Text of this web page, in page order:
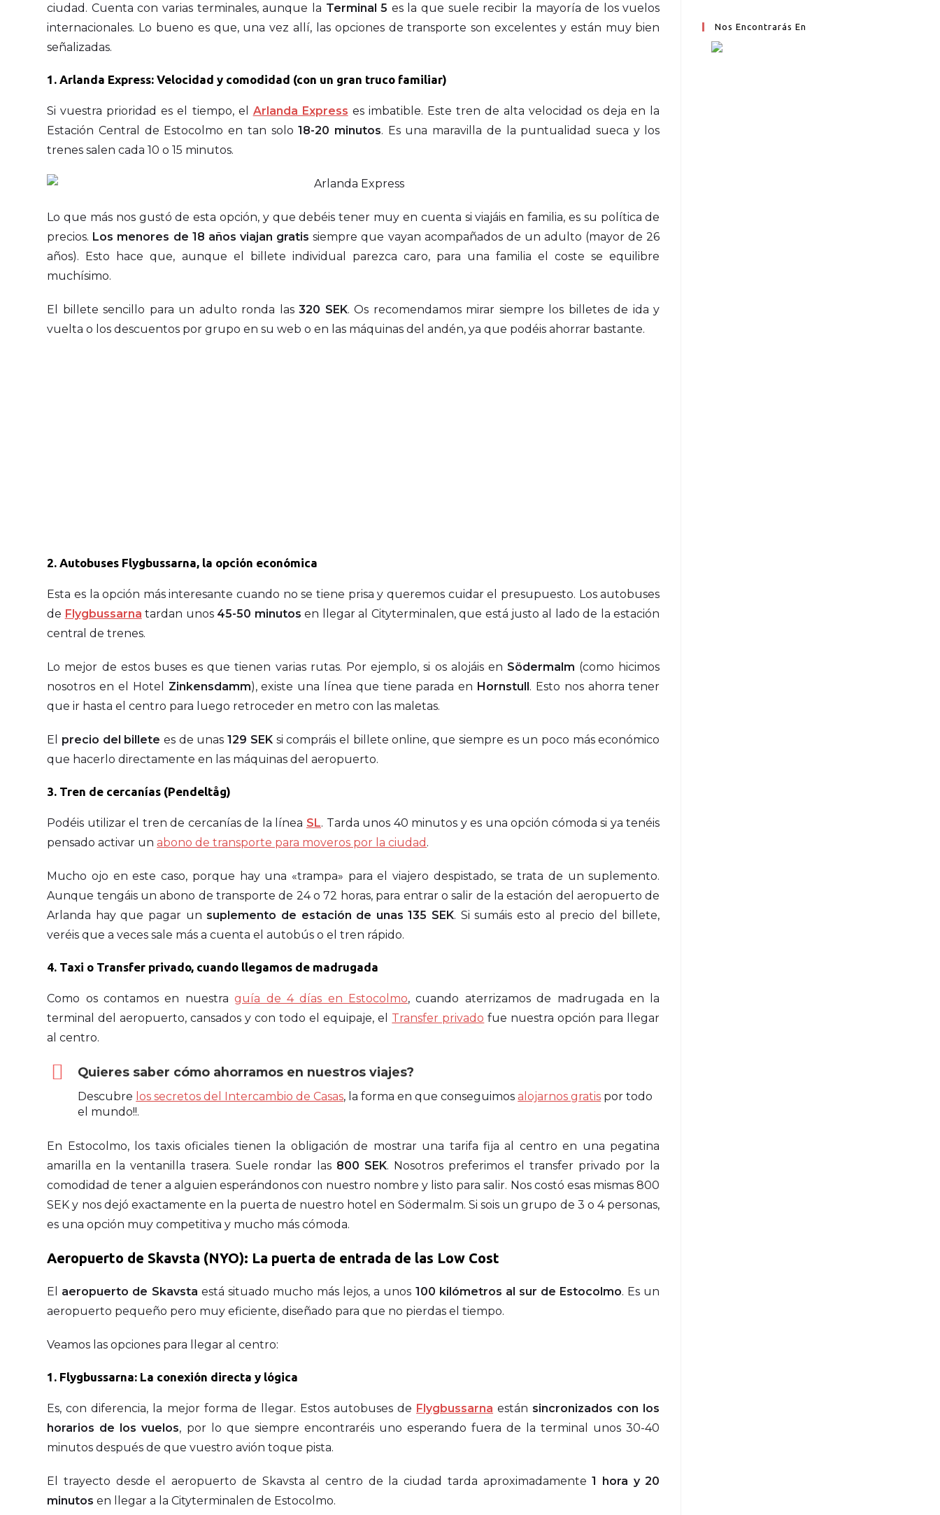
ciudad. Cuenta con varias terminales, aunque la Terminal 5 es la que suele recibir la mayoría de los vuelos
internacionales. Lo bueno es que, una vez allí, las opciones de transporte son excelentes y están muy bien
señalizadas.
1. Arlanda Express: Velocidad y comodidad (con un gran truco familiar)
Si vuestra prioridad es el tiempo, el Arlanda Express es imbatible. Este tren de alta velocidad os deja en la
Estación Central de Estocolmo en tan solo18-20 minutos. Es una maravilla de la puntualidad sueca y los
trenes salen cada 10 o 15 minutos.
Lo que más nos gustó de esta opción, y que debéis tener muy en cuenta si viajáis en familia, es su política de
precios. Los menores de 18 años viajan gratis siempre que vayan acompañados de un adulto (mayor de 26
años). Esto hace que, aunque el billete individual parezca caro, para una familia el coste se equilibre
muchísimo.
El billete sencillo para un adulto ronda las320 SEK. Os recomendamos mirar siempre los billetes de ida y
vuelta o los descuentos por grupo en su web o en las máquinas del andén, ya que podéis ahorrar bastante.
2. Autobuses Flygbussarna, la opción económica
Esta es la opción más interesante cuando no se tiene prisa y queremos cuidar el presupuesto. Los autobuses
de Flygbussarna tardan unos 45-50 minutos en llegar al Cityterminalen, que está justo al lado de la estación
central de trenes.
Lo mejor de estos buses es que tienen varias rutas. Por ejemplo, si os alojáis en Södermalm (como hicimos
nosotros en el Hotel Zinkensdamm), existe una línea que tiene parada en Hornstull. Esto nos ahorra tener
que ir hasta el centro para luego retroceder en metro con las maletas.
El precio del billete es de unas129 SEKsi compráis el billete online, que siempre es un poco más económico
que hacerlo directamente en las máquinas del aeropuerto.
3. Tren de cercanías (Pendeltåg)
Podéis utilizar el tren de cercanías de la línea SL. Tarda unos 40 minutos y es una opción cómoda si ya tenéis
pensado activar unabono de transporte para moveros por la ciudad .
Mucho ojo en este caso, porque hay una «trampa» para el viajero despistado, se trata de un suplemento.
Aunque tengáis un abono de transporte de 24 o 72 horas, para entrar o salir de la estación del aeropuerto de
Arlanda hay que pagar un suplemento de estación de unas 135 SEK. Si sumáis esto al precio del billete,
veréis que a veces sale más a cuenta el autobús o el tren rápido.
4. Taxi o Transfer privado, cuando llegamos de madrugada
Como os contamos en nuestraguía de 4 días en Estocolmo, cuando aterrizamos de madrugada en la
terminal del aeropuerto, cansados y con todo el equipaje, el Transfer privado fue nuestra opción para llegar
al centro.
Quieres saber cómo ahorramos en nuestros viajes?
Descubre los secretos del Intercambio de Casas, la forma en que conseguimosalojarnos gratis por todo
el mundo!!.
En Estocolmo, los taxis oficiales tienen la obligación de mostrar una tarifa fija al centro en una pegatina
amarilla en la ventanilla trasera. Suele rondar las 800 SEK. Nosotros preferimos el transfer privado por la
comodidad de tener a alguien esperándonos con nuestro nombre y listo para salir. Nos costó esas mismas 800
SEK y nos dejó exactamente en la puerta de nuestro hotel en Södermalm. Si sois un grupo de 3 o 4 personas,
es una opción muy competitiva y mucho más cómoda.
Aeropuerto de Skavsta (NYO): La puerta de entrada de las Low Cost
El aeropuerto de Skavsta está situado mucho más lejos, a unos 100 kilómetros al sur de Estocolmo. Es un
aeropuerto pequeño pero muy eficiente, diseñado para que no pierdas el tiempo.
Veamos las opciones para llegar al centro:
1. Flygbussarna: La conexión directa y lógica
Es, con diferencia, la mejor forma de llegar. Estos autobuses de Flygbussarna están sincronizados con los
horarios de los vuelos, por lo que siempre encontraréis uno esperando fuera de la terminal unos 30-40
minutos después de que vuestro avión toque pista.
El trayecto desde el aeropuerto de Skavsta al centro de la ciudad tarda aproximadamente1 hora y 20
minutos en llegar a la Cityterminalen de Estocolmo.
Nos Encontrarás En